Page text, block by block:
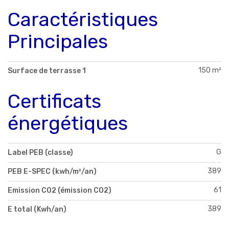
Caractéristiques
Principales
Surface de terrasse 1 150 m²
Certificats
énergétiques
Label PEB (classe) G
PEB E-SPEC (kwh/m²/an) 389
Emission CO2 (émission CO2) 61
E total (Kwh/an) 389